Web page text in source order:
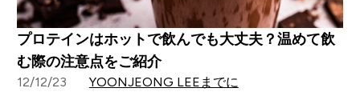
プロテインはホットで飲んでも大丈夫？温めて飲
む際の注意点をご紹介
12/12/23 YOONJEONG LEEまでに